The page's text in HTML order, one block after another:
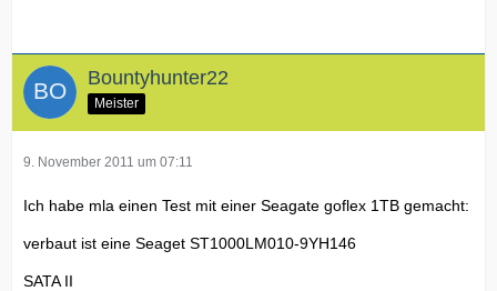
Bountyhunter22
Meister
9. November 2011 um 07:11
Ich habe mla einen Test mit einer Seagate goflex 1TB gemacht:
verbaut ist eine Seaget ST1000LM010-9YH146
SATA II